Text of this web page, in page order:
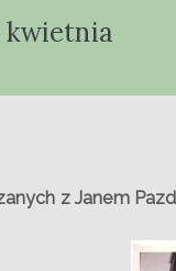
kwietnia
z Janem